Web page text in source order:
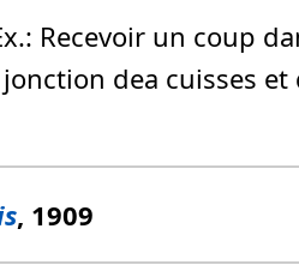
Recevoir un coup
dea cuisses et
, 1909